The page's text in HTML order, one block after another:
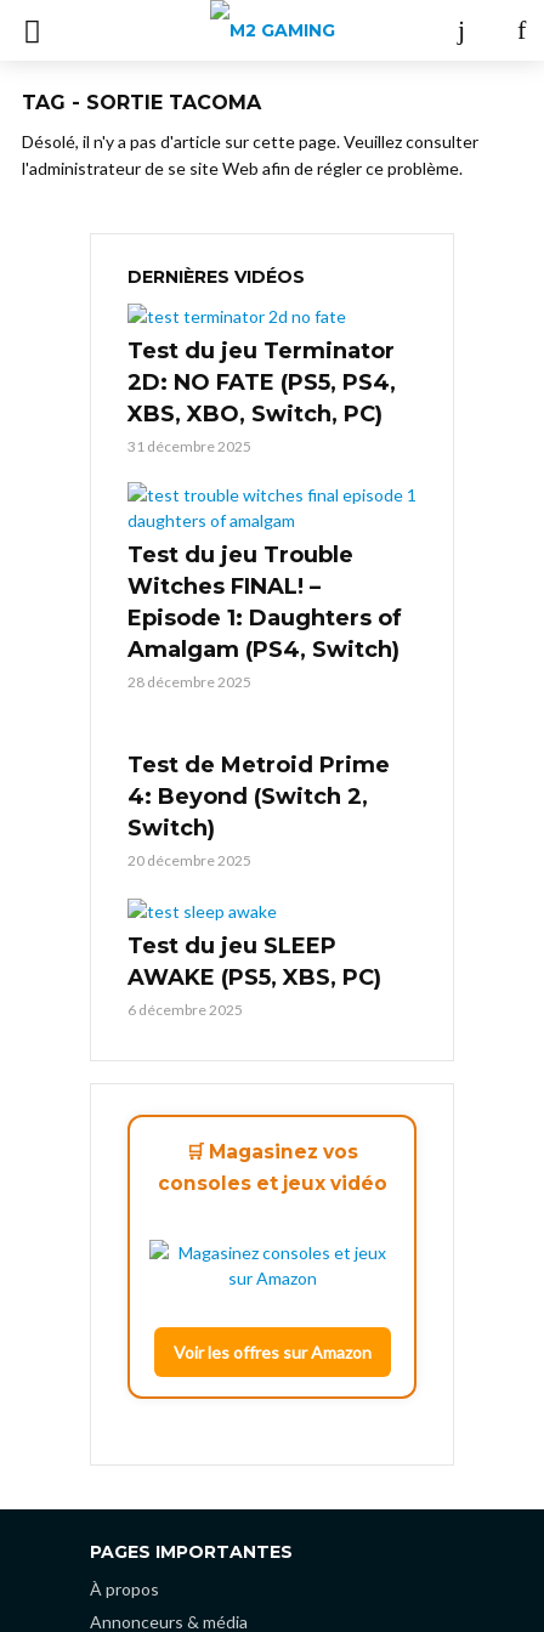
TAG - SORTIE TACOMA
Désolé, il n'y a pas d'article sur cette page. Veuillez consulter
l'administrateur de se site Web afin de régler ce problème.
DERNIÈRES VIDÉOS
Test du jeu Terminator
2D: NO FATE (PS5, PS4,
XBS, XBO, Switch, PC)
31 décembre 2025
Test du jeu Trouble
Witches FINAL! –
Episode 1: Daughters of
Amalgam (PS4, Switch)
28 décembre 2025
Test de Metroid Prime
4: Beyond (Switch 2,
Switch)
20 décembre 2025
Test du jeu SLEEP
AWAKE (PS5, XBS, PC)
6 décembre 2025
🛒 Magasinez vos
consoles et jeux vidéo
Voir les offres sur Amazon
PAGES IMPORTANTES
À propos
Annonceurs & média